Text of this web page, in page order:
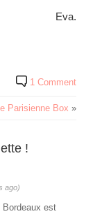
Eva.
1 Comment
Parisienne Box »
!
ago)
est